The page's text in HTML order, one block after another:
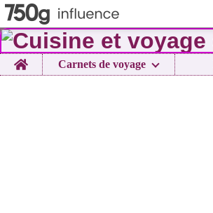
Home Carnets de voyage